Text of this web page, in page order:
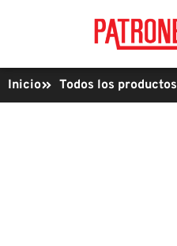
Inicio Todos los productos